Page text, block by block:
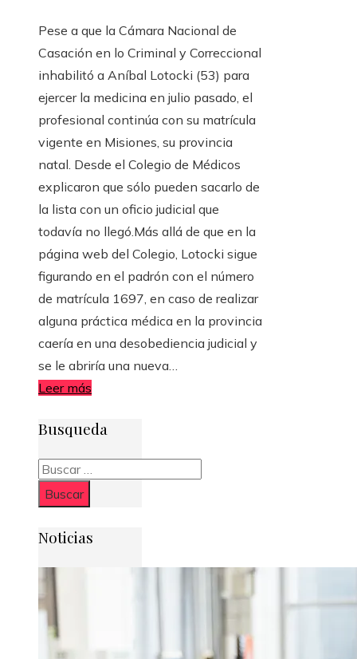
Pese a que la Cámara Nacional de
Casación en lo Criminal y Correccional
inhabilitó a Aníbal Lotocki (53) para
ejercer la medicina en julio pasado, el
profesional continúa con su matrícula
vigente en Misiones, su provincia
natal. Desde el Colegio de Médicos
explicaron que sólo pueden sacarlo de
la lista con un oficio judicial que
todavía no llegó.Más allá de que en la
página web del Colegio, Lotocki sigue
figurando en el padrón con el número
de matrícula 1697, en caso de realizar
alguna práctica médica en la provincia
caería en una desobediencia judicial y
se le abriría una nueva…
Leer más
Busqueda
Buscar:
Noticias